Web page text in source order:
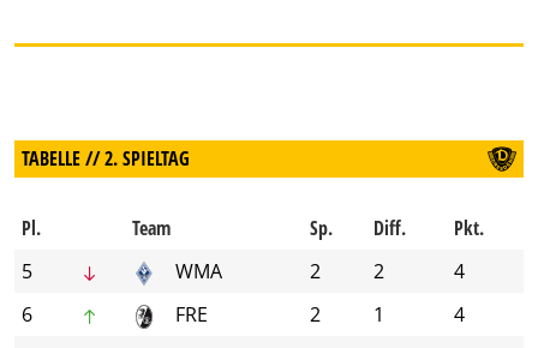
TABELLE // 2. SPIELTAG
Pl. Team Sp. Diff.
Pkt.
5
WMA 2 2
4
6
FRE 2 1
4